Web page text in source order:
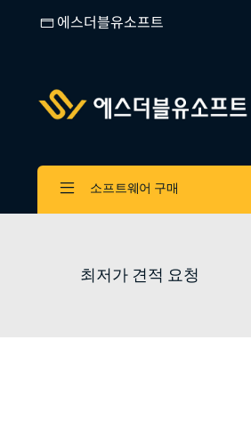
에스더블유소프트
소프트웨어 구매
최저가 견적 요청